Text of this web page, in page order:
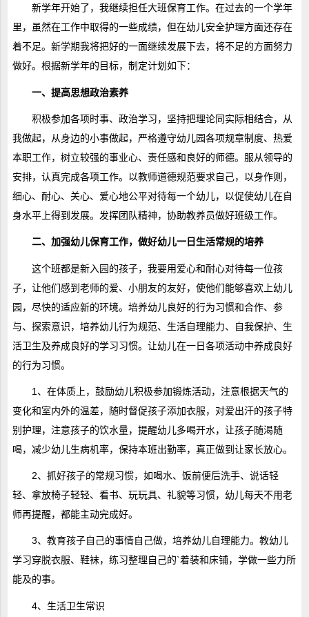
新学年开始了，我继续担任大班保育工作。在过去的一个学年
里，虽然在工作中取得的一些成绩，但在幼儿安全护理方面还存在
着不足。新学期我将把好的一面继续发展下去，将不足的方面努力
做好。根据新学年的目标，制定计划如下：
一、提高思想政治素养
积极参加各项时事、政治学习，坚持把理论同实际相结合，从
我做起，从身边的小事做起，严格遵守幼儿园各项规章制度、热爱
本职工作，树立较强的事业心、责任感和良好的师德。服从领导的
安排，认真完成各项工作。以教师道德规范要求自己，以身作则，
细心、耐心、关心、爱心地公平对待每一个幼儿，以促使幼儿在自
身水平上得到发展。发挥团队精神，协助教养员做好班级工作。
二、加强幼儿保育工作，做好幼儿一日生活常规的培养
这个班都是新入园的孩子，我要用爱心和耐心对待每一位孩
子，让他们感到老师的爱、小朋友的友好，使他们能够喜欢上幼儿
园，尽快的适应新的环境。培养幼儿良好的行为习惯和合作、参
与、探索意识，培养幼儿行为规范、生活自理能力、自我保护、生
活卫生及养成良好的学习习惯。让幼儿在一日各项活动中养成良好
的行为习惯。
1、在体质上，鼓励幼儿积极参加锻炼活动，注意根据天气的
变化和室内外的温差，随时督促孩子添加衣服，对爱出汗的孩子特
别护理，注意孩子的饮水量，提醒幼儿多喝开水，让孩子随渴随
喝，减少幼儿生病机率，保持本班出勤率，真正做到让家长放心。
2、抓好孩子的常规习惯，如喝水、饭前便后洗手、说话轻
轻、拿放椅子轻轻、看书、玩玩具、礼貌等习惯，幼儿每天不用老
师再提醒，都能主动完成好。
3、教育孩子自己的事情自己做，培养幼儿自理能力。教幼儿
学习穿脱衣服、鞋袜，练习整理自己的`着装和床铺，学做一些力所
能及的事。
4、生活卫生常识